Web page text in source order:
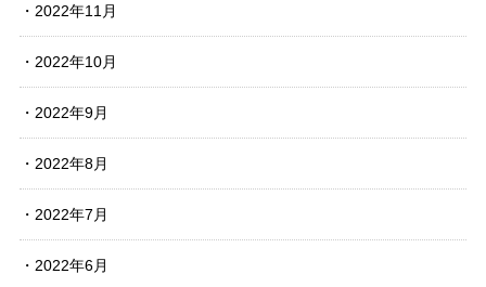
2022年11月
2022年10月
2022年9月
2022年8月
2022年7月
2022年6月